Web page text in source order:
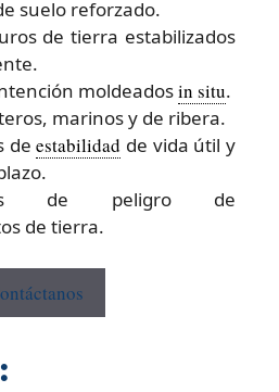
suelo reforzado.
de tierra estabilizados
moldeadosin situ.
marinos y de ribera.
deestabilidad de vida útil y
de peligro de
de tierra.